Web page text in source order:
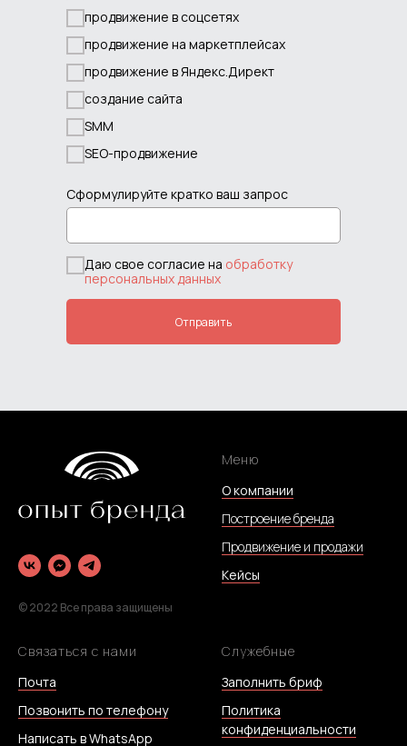
продвижение в соцсетях
продвижение на маркетплейсах
продвижение в Яндекс.Директ
создание сайта
SMM
SEO-продвижение
Сформулируйте кратко ваш запрос
Даю свое согласие на обработку
персональных данных
Отправить
© 2022 Все права защищены
Меню
О компании
Построение бренда
Продвижение и продажи
Кейсы
Связаться с нами
Почта
Позвонить по телефону
Написать в WhatsApp
Служебные
Заполнить бриф
Политика
конфиденциальности